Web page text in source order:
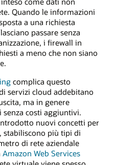
Quando le informazioni
a una richiesta
passare senza
i firewall in
a meno che non siano
complica questo
servizi cloud addebitano
ma in genere
costi aggiuntivi.
nuovi concetti per
stabiliscono più tipi di
di rete aziendale
Amazon Web Services